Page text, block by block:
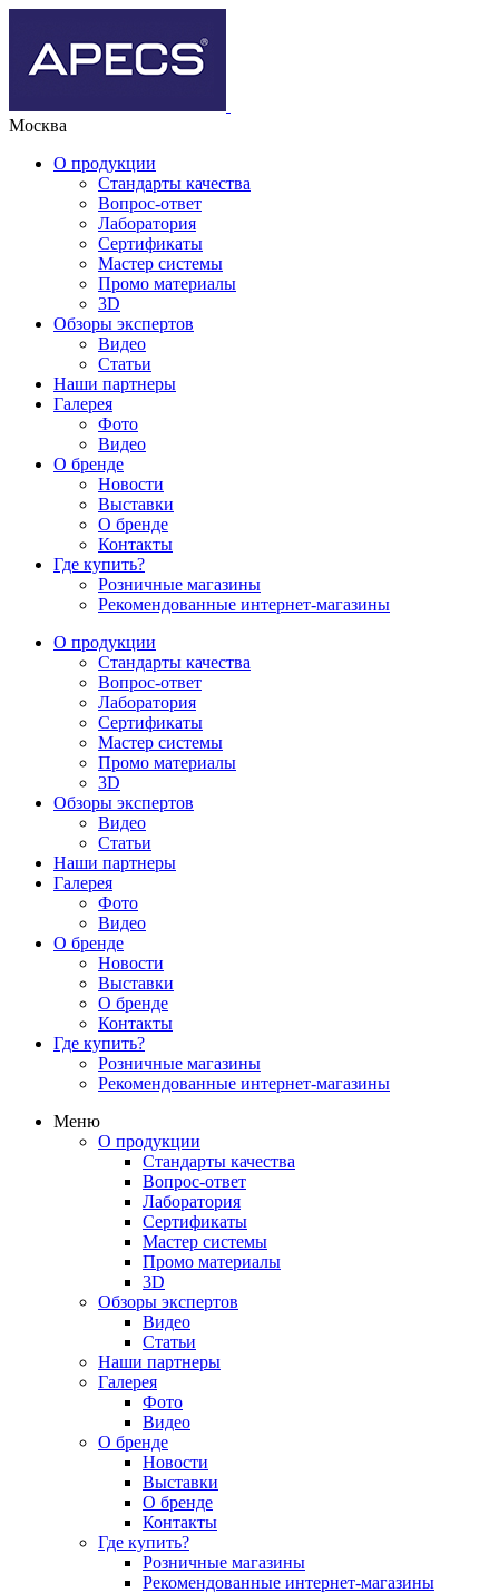
Москва
О продукции
Стандарты качества
Вопрос-ответ
Лаборатория
Сертификаты
Мастер системы
Промо материалы
3D
Обзоры экспертов
Видео
Статьи
Наши партнеры
Галерея
Фото
Видео
О бренде
Новости
Выставки
О бренде
Контакты
Где купить?
Розничные магазины
Рекомендованные интернет-магазины
О продукции
Стандарты качества
Вопрос-ответ
Лаборатория
Сертификаты
Мастер системы
Промо материалы
3D
Обзоры экспертов
Видео
Статьи
Наши партнеры
Галерея
Фото
Видео
О бренде
Новости
Выставки
О бренде
Контакты
Где купить?
Розничные магазины
Рекомендованные интернет-магазины
Меню
О продукции
Стандарты качества
Вопрос-ответ
Лаборатория
Сертификаты
Мастер системы
Промо материалы
3D
Обзоры экспертов
Видео
Статьи
Наши партнеры
Галерея
Фото
Видео
О бренде
Новости
Выставки
О бренде
Контакты
Где купить?
Розничные магазины
Рекомендованные интернет-магазины